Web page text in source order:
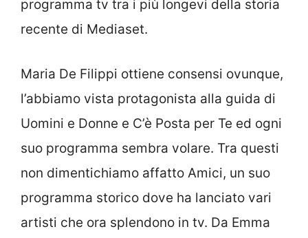
programma tv tra i più longevi della storia
recente di Mediaset.
Maria De Filippi ottiene consensi ovunque,
l’abbiamo vista protagonista alla guida di
Uomini e Donne e C’è Posta per Te ed ogni
suo programma sembra volare. Tra questi
non dimentichiamo affatto Amici, un suo
programma storico dove ha lanciato vari
artisti che ora splendono in tv. Da Emma